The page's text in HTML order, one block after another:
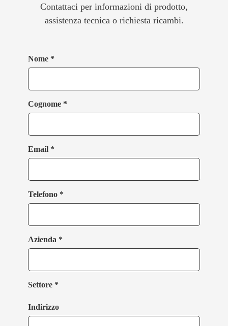
Contattaci per informazioni di prodotto,
assistenza tecnica o richiesta ricambi.
Nome *
Cognome *
Email *
Telefono *
Azienda *
Settore *
Indirizzo